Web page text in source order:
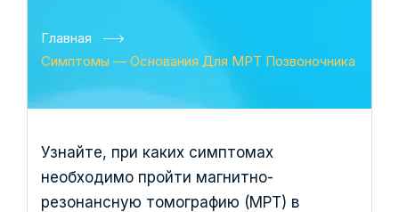
Главная
Симптомы — Основания Для МРТ Позвоночника
Узнайте, при каких симптомах
необходимо пройти магнитно-
резонансную томографию (МРТ) в